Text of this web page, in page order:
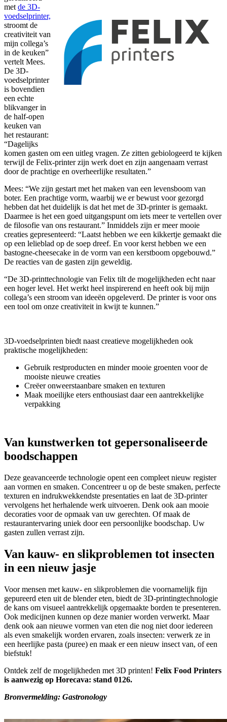
met de 3D-
voedselprinter,
stroomt de
creativiteit van
mijn collega’s
in de keuken”
vertelt Mees.
De 3D-
voedselprinter
is bovendien
een echte
blikvanger in
de half-open
keuken van
het restaurant:
“Dagelijks
komen gasten om een uitleg vragen. Ze zitten gebiologeerd te kijken
terwijl de Felix-printer zijn werk doet en zijn aangenaam verrast
door de prachtige en overheerlijke resultaten.”
Mees: “We zijn gestart met het maken van een levensboom van
boter. Een prachtige vorm, waarbij we er bewust voor gezorgd
hebben dat het duidelijk is dat het met de 3D-printer is gemaakt.
Daarmee is het een goed uitgangspunt om iets meer te vertellen over
de filosofie van ons restaurant.” Inmiddels zijn er meer mooie
creaties gepresenteerd: “Laatst hebben we een kikkertje gemaakt die
op een lelieblad op de soep dreef. En voor kerst hebben we een
bastogne-cheesecake in de vorm van een kerstboom opgebouwd.”
De reacties van de gasten zijn geweldig.
“De 3D-printtechnologie van Felix tilt de mogelijkheden echt naar
een hoger level. Het werkt heel inspirerend en heeft ook bij mijn
collega’s een stroom van ideeën opgeleverd. De printer is voor ons
een tool om onze creativiteit in kwijt te kunnen.”
3D-voedselprinten biedt naast creatieve mogelijkheden ook
praktische mogelijkheden:
Gebruik restproducten en minder mooie groenten voor de
mooiste nieuwe creaties
Creëer onweerstaanbare smaken en texturen
Maak moeilijke eters enthousiast daar een aantrekkelijke
verpakking
Van kunstwerken tot gepersonaliseerde
boodschappen
Deze geavanceerde technologie opent een compleet nieuw register
aan vormen en smaken. Concentreer u op de beste smaken, perfecte
texturen en indrukwekkendste presentaties en laat de 3D-printer
vervolgens het herhalende werk uitvoeren. Denk ook aan mooie
decoraties voor de opmaak van uw gerechten. Of maak de
restaurantervaring uniek door een persoonlijke boodschap. Uw
gasten zullen verrast zijn.
Van kauw- en slikproblemen tot insecten
in een nieuw jasje
Voor mensen met kauw- en slikproblemen die voornamelijk fijn
gepureerd eten uit de blender eten, biedt de 3D-printingtechnologie
de kans om visueel aantrekkelijk opgemaakte borden te presenteren.
Ook medicijnen kunnen op deze manier worden verwerkt. Maar
denk ook aan nieuwe vormen van eten die nog niet door iedereen
als even smakelijk worden ervaren, zoals insecten: verwerk ze in
een heerlijke pasta (puree) en maak er een nieuw insect van, of een
biefstuk!
Ontdek zelf de mogelijkheden met 3D printen! Felix Food Printers
is aanwezig op Horecava: stand 0126.
Bronvermelding: Gastronology